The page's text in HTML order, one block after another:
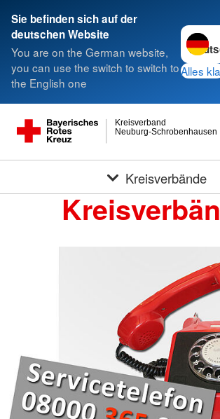
Sie befinden sich auf der
deutschen Website
You are on the German website,
you can use the switch to switch to
the English one
Alles
Neuburg-Schrobenhausen
Kreisverband
Kreisverbände